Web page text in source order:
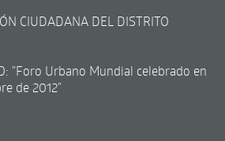
CIUDADANA DEL DISTRITO
"Foro Urbano Mundial celebrado en
de 2012"